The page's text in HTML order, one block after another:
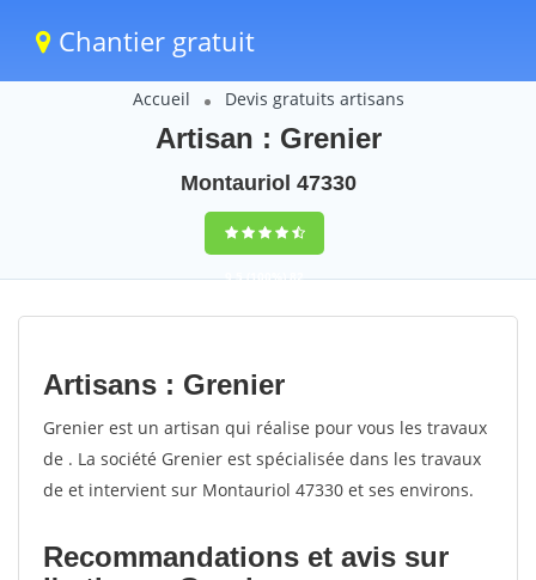
Chantier gratuit
Accueil Devis gratuits artisans
Artisan : Grenier
Montauriol 47330
9,5(100%)82
votes
Artisans : Grenier
Grenier est un artisan qui réalise pour vous les travaux
de . La société Grenier est spécialisée dans les travaux
de et intervient sur Montauriol 47330 et ses environs.
Recommandations et avis sur